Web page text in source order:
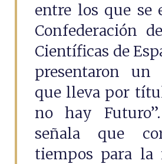
entre los que se
Confederación
Científicas de
presentaron un
que lleva por
no hay
señala que
tiempos para la